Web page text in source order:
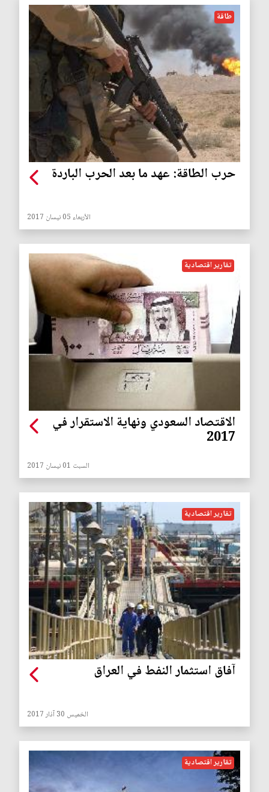
طاقة
حرب الطاقة: عهد ما بعد الحرب الباردة
الأربعاء 05 نيسان 2017
تقارير اقتصادية
الاقتصاد السعودي ونهاية الاستقرار في
2017
السبت 01 نيسان 2017
تقارير اقتصادية
آفاق استثمار النفط في العراق
الخميس 30 آذار 2017
تقارير اقتصادية